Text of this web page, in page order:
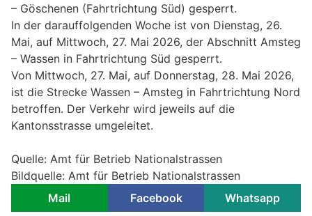
– Göschenen (Fahrtrichtung Süd) gesperrt.
In der darauffolgenden Woche ist von Dienstag, 26.
Mai, auf Mittwoch, 27. Mai 2026, der Abschnitt Amsteg
– Wassen in Fahrtrichtung Süd gesperrt.
Von Mittwoch, 27. Mai, auf Donnerstag, 28. Mai 2026,
ist die Strecke Wassen – Amsteg in Fahrtrichtung Nord
betroffen. Der Verkehr wird jeweils auf die
Kantonsstrasse umgeleitet.
Quelle: Amt für Betrieb Nationalstrassen
Bildquelle: Amt für Betrieb Nationalstrassen
Mail
Facebook Whatsapp